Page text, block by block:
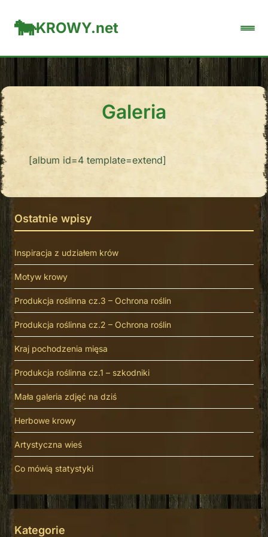
KROWY.net
Galeria
[album id=4 template=extend]
Ostatnie wpisy
Inspiracja z udziałem krów
Motyw krowy
Produkcja roślinna cz.3 – Ochrona roślin
Produkcja roślinna cz.2 – Ochrona roślin
Kraj pochodzenia mięsa
Produkcja roślinna cz.1 – szkodniki
Mała galeria zdjęć na dziś
Herbowe krowy
Artystyczna wieś
Co mówią statystyki
Kategorie